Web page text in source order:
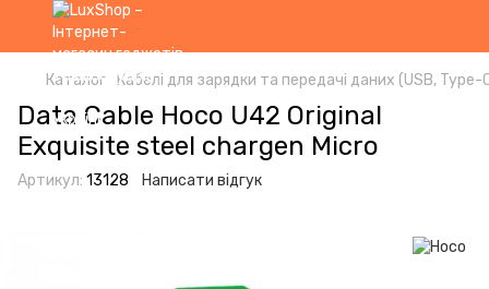
Каталог Кабелі для зарядки та передачі даних (USB,
Data Cable Hoco U42 Original
Exquisite steel chargen Micro
Артикул: 13128 Написати відгук